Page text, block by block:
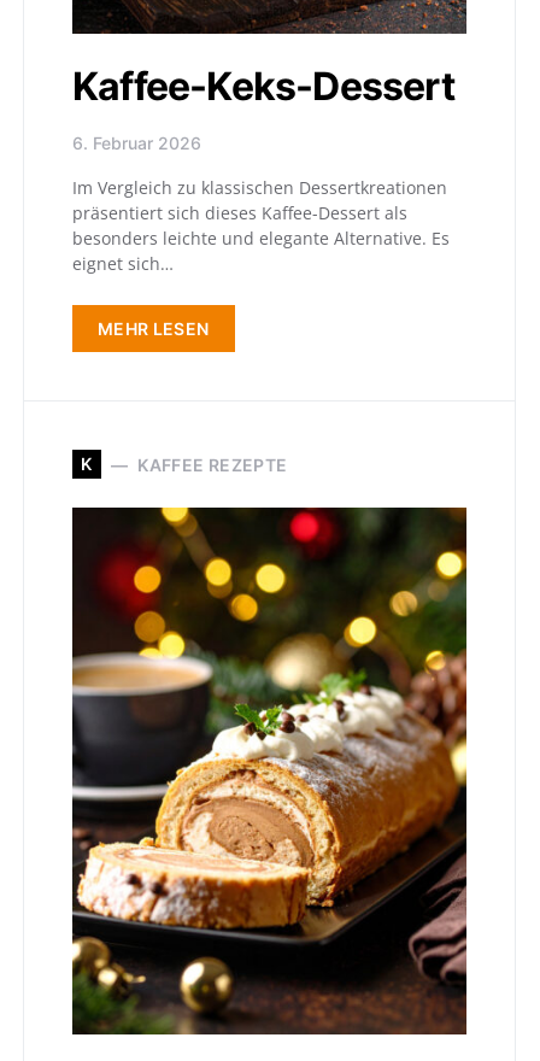
Kaffee-Keks-Dessert
6. Februar 2026
Im Vergleich zu klassischen Dessertkreationen
präsentiert sich dieses Kaffee-Dessert als
besonders leichte und elegante Alternative. Es
eignet sich…
MEHR LESEN
K KAFFEE REZEPTE